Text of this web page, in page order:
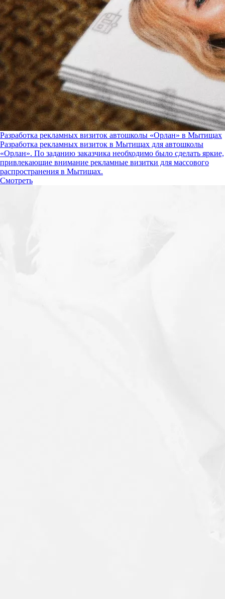
Разработка рекламных визиток автошколы «Орлан» в Мытищах
Разработка рекламных визиток в Мытищах для автошколы
«Орлан». По заданию заказчика необходимо было сделать яркие,
привлекающие внимание рекламные визитки для массового
распространения в Мытищах.
Смотреть